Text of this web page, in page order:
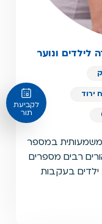
לקביעת
תור
ונוער
ירוד
משמעותית במספר
רבים מספרים
בעקבות